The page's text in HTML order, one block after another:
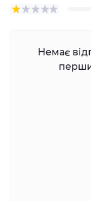
Немає